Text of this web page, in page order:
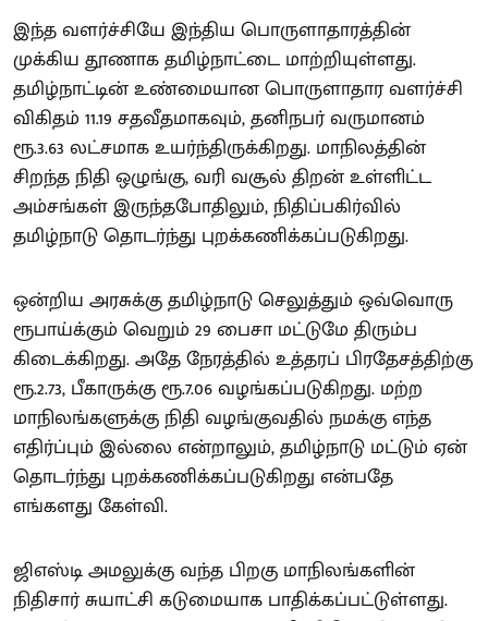
இந்த வளர்ச்சியே இந்திய பொருளாதாரத்தின்
முக்கிய தூணாக தமிழ்நாட்டை மாற்றியுள்ளது.
தமிழ்நாட்டின் உண்மையான பொருளாதார வளர்ச்சி
விகிதம் 11.19 சதவீதமாகவும், தனிநபர் வருமானம்
ரூ.3.63 லட்சமாக உயர்ந்திருக்கிறது. மாநிலத்தின்
சிறந்த நிதி ஒழுங்கு, வரி வசூல் திறன் உள்ளிட்ட
அம்சங்கள் இருந்தபோதிலும், நிதிப்பகிர்வில்
தமிழ்நாடு தொடர்ந்து புறக்கணிக்கப்படுகிறது.
ஒன்றிய அரசுக்கு தமிழ்நாடு செலுத்தும் ஒவ்வொரு
ரூபாய்க்கும் வெறும் 29 பைசா மட்டுமே திரும்ப
கிடைக்கிறது. அதே நேரத்தில் உத்தரப் பிரதேசத்திற்கு
ரூ.2.73, பீகாருக்கு ரூ.7.06 வழங்கப்படுகிறது. மற்ற
மாநிலங்களுக்கு நிதி வழங்குவதில் நமக்கு எந்த
எதிர்ப்பும் இல்லை என்றாலும், தமிழ்நாடு மட்டும் ஏன்
தொடர்ந்து புறக்கணிக்கப்படுகிறது என்பதே
எங்களது கேள்வி.
ஜிஎஸ்டி அமலுக்கு வந்த பிறகு மாநிலங்களின்
நிதிசார் சுயாட்சி கடுமையாக பாதிக்கப்பட்டுள்ளது.